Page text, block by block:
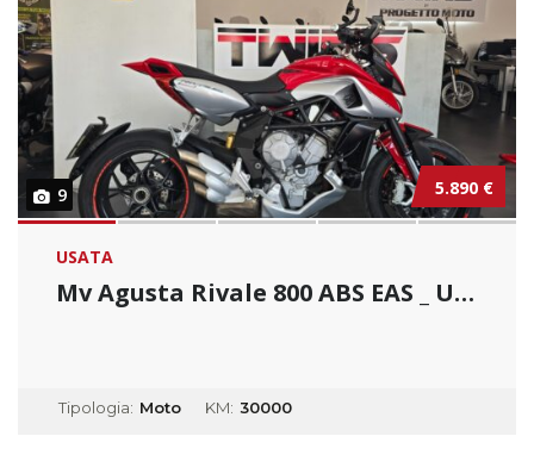
9 5.890 €
USATA
Mv Agusta Rivale 800 ABS EAS _ Usato Permuta...
Tipologia: Moto KM: 30000